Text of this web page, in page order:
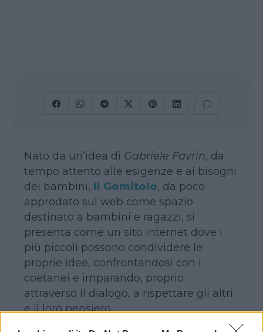
Nato da un’idea di Gabriele Favrin, da
tempo attento alle esigenze e ai bisogni
dei bambini, Il Gomitolo, da poco
approdato sul web come spazio
destinato a bambini e ragazzi, si
presenta come un sito internet dove i
più piccoli possono condividere le
proprie idee, confrontandosi con i
coetanei e imparando, proprio
attraverso il dialogo, a rispettare gli altri
e il loro pensiero.